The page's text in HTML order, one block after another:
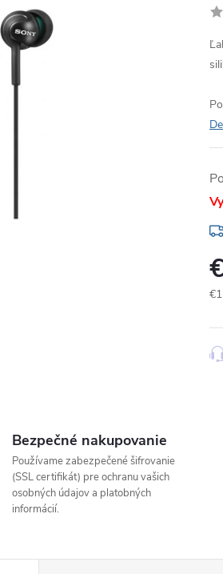
Bezpečné nakupovanie
Používame zabezpečené šifrovanie
(SSL certifikát) pre ochranu vašich
osobných údajov a platobných
informácií.